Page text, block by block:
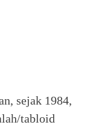
sejak 1984,
tabloid